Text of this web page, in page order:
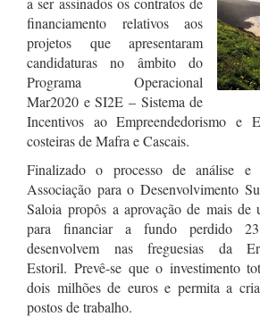
financiamento relativos aos
projetos que apresentaram
candidaturas no âmbito do
Programa Operacional
Mar2020 e SI2E – Sistema de
Incentivos ao Empreendedorismo e
costeiras de Mafra e Cascais.
Finalizado o processo de análise e
Associação para o Desenvolvimento
Saloia propôs a aprovação de mais de
para financiar a fundo perdido
desenvolvem nas freguesias da
Estoril. Prevê-se que o investimento
dois milhões de euros e permita a
postos de trabalho.